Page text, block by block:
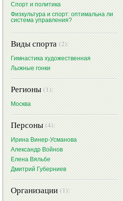
Спорт и политика
Физкультура и спорт: оптимальна ли
система управления?
Виды спорта(2):
Гимнастика художественная
Лыжные гонки
Регионы(1):
Москва
Персоны(4):
Ирина Винер-Усманова
Александр Войнов
Елена Вяльбе
Дмитрий Губерниев
Организации(1):